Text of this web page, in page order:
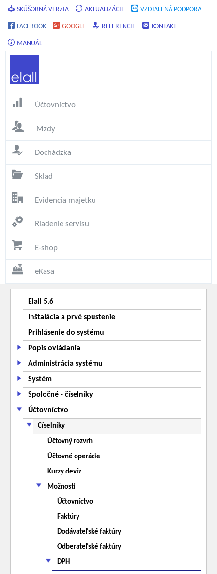
SKÚŠOBNÁ VERZIA AKTUALIZÁCIE VZDIALENÁ PODPORA
FACEBOOK GOOGLE REFERENCIE KONTAKT
MANUÁL
Účtovníctvo
Mzdy
Dochádzka
Sklad
Evidencia majetku
Riadenie servisu
E-shop
eKasa
Elall 5.6
Inštalácia a prvé spustenie
Prihlásenie do systému
Popis ovládania
Administrácia systému
Systém
Spoločné - číselníky
Účtovníctvo
Číselníky
Účtovný rozvrh
Účtovné operácie
Kurzy devíz
Možnosti
Účtovníctvo
Faktúry
Dodávateľské faktúry
Odberateľské faktúry
DPH